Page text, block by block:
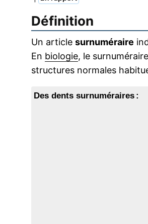
Définition
Un article surnuméraire
En biologie, le
structures normales
Des dents surnuméraires :